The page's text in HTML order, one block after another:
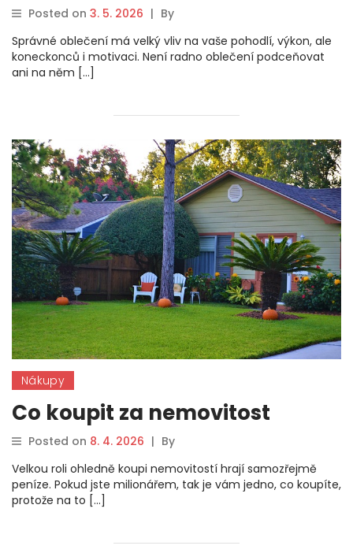
Posted on 3. 5. 2026 | By
Správné oblečení má velký vliv na vaše pohodlí, výkon, ale
koneckonců i motivaci. Není radno oblečení podceňovat
ani na něm […]
Nákupy
Co koupit za nemovitost
Posted on 8. 4. 2026 | By
Velkou roli ohledně koupi nemovitostí hrají samozřejmě
peníze. Pokud jste milionářem, tak je vám jedno, co koupíte,
protože na to […]